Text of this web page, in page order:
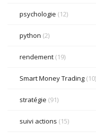
psychologie (12)
python (2)
rendement (19)
Smart Money Trading (10)
stratégie (91)
suivi actions (15)